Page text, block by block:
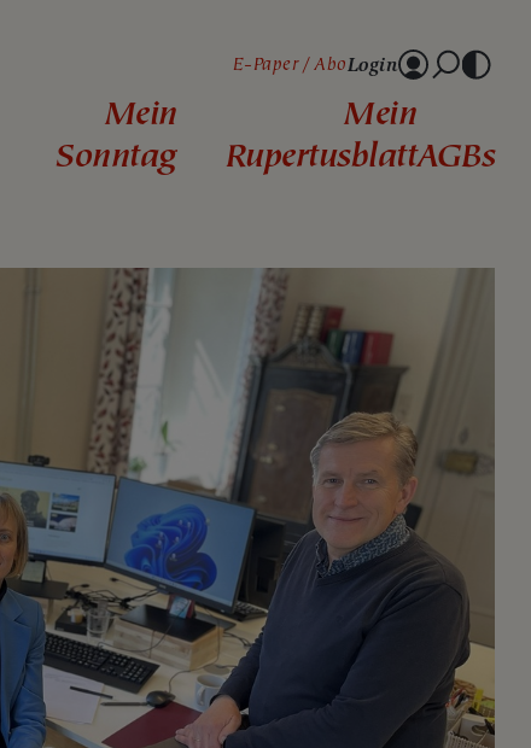
E-Paper AboLogin
Mein
Sonntag
Mein
RupertusblattAGBs